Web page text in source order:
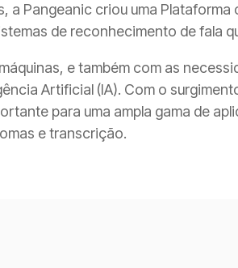
a Pangeanic criou uma
de reconhecimento de fala
e também com as
Artificial (IA). Com o
para uma ampla gama de
e transcrição.